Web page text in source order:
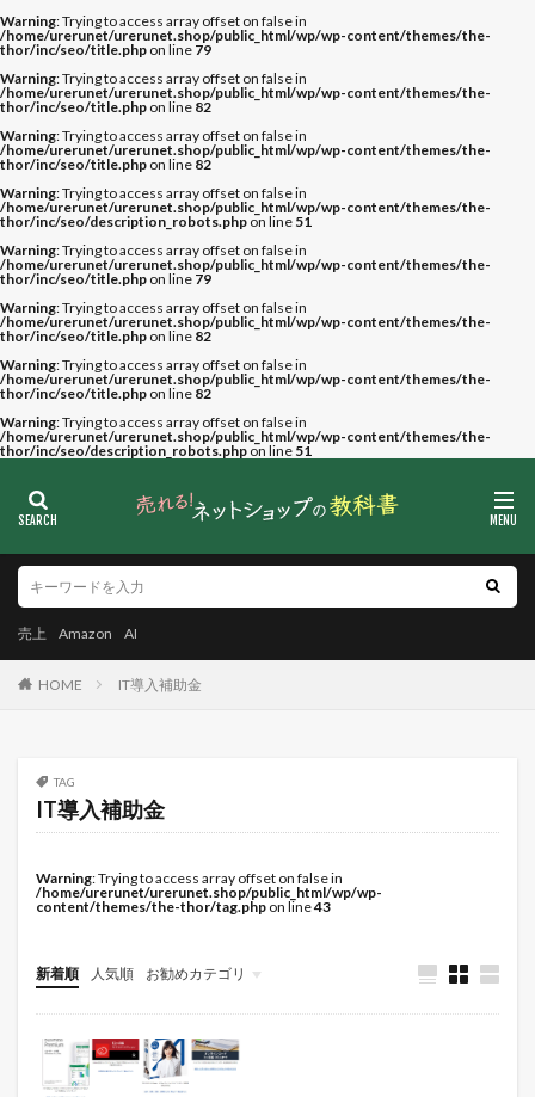
Warning: Trying to access array offset on false in
/home/urerunet/urerunet.shop/public_html/wp/wp-content/themes/the-
thor/inc/seo/title.php on line 79
Warning: Trying to access array offset on false in
/home/urerunet/urerunet.shop/public_html/wp/wp-content/themes/the-
thor/inc/seo/title.php on line 82
Warning: Trying to access array offset on false in
/home/urerunet/urerunet.shop/public_html/wp/wp-content/themes/the-
thor/inc/seo/title.php on line 82
Warning: Trying to access array offset on false in
/home/urerunet/urerunet.shop/public_html/wp/wp-content/themes/the-
thor/inc/seo/description_robots.php on line 51
Warning: Trying to access array offset on false in
/home/urerunet/urerunet.shop/public_html/wp/wp-content/themes/the-
thor/inc/seo/title.php on line 79
Warning: Trying to access array offset on false in
/home/urerunet/urerunet.shop/public_html/wp/wp-content/themes/the-
thor/inc/seo/title.php on line 82
Warning: Trying to access array offset on false in
/home/urerunet/urerunet.shop/public_html/wp/wp-content/themes/the-
thor/inc/seo/title.php on line 82
Warning: Trying to access array offset on false in
/home/urerunet/urerunet.shop/public_html/wp/wp-content/themes/the-
thor/inc/seo/description_robots.php on line 51
売上 Amazon AI
HOME IT導入補助金
TAG
IT導入補助金
Warning: Trying to access array offset on false in
/home/urerunet/urerunet.shop/public_html/wp/wp-
content/themes/the-thor/tag.php on line43
新着順 人気順 お勧めカテゴリ
未分類